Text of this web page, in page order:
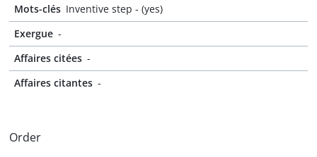
Mots-clés Inventive step - (yes)
Exergue -
Affaires citées -
Affaires citantes -
Order